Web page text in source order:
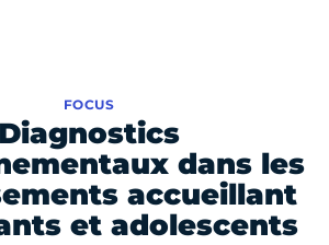
Diagnostics
dans les
accueillant
et adolescents
FOCUS